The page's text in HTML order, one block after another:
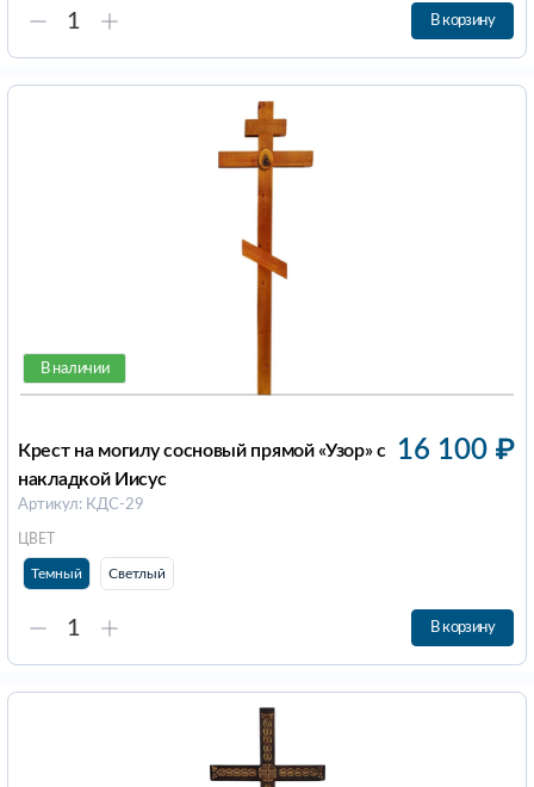
В корзину
В наличии
Крест на могилу сосновый прямой «Узор» с
накладкой Иисус
Артикул: КДС-29
16 100 ₽
ЦВЕТ
Темный Светлый
В корзину